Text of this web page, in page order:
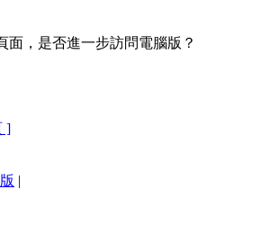
面，是否進一步訪問電腦版？
]
|